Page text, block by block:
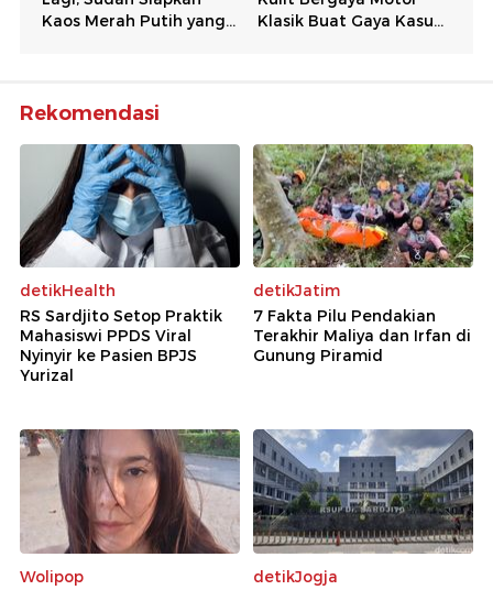
Rekomendasi
detikHealth
RS Sardjito Setop Praktik
Mahasiswi PPDS Viral
Nyinyir ke Pasien BPJS
Yurizal
detikJatim
7 Fakta Pilu Pendakian
Terakhir Maliya dan Irfan di
Gunung Piramid
Wolipop
detikJogja